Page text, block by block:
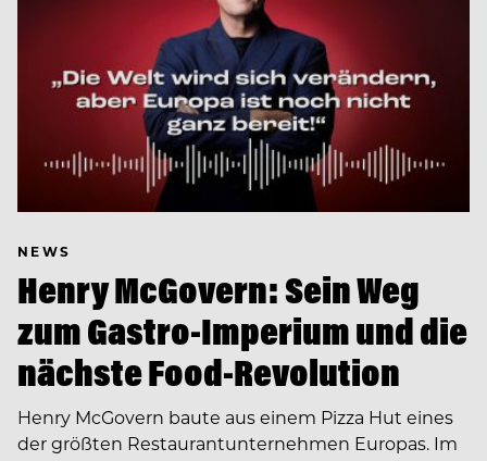
NEWS
Henry McGovern: Sein Weg
zum Gastro-Imperium und die
nächste Food-Revolution
Henry McGovern baute aus einem Pizza Hut eines
der größten Restaurantunternehmen Europas. Im